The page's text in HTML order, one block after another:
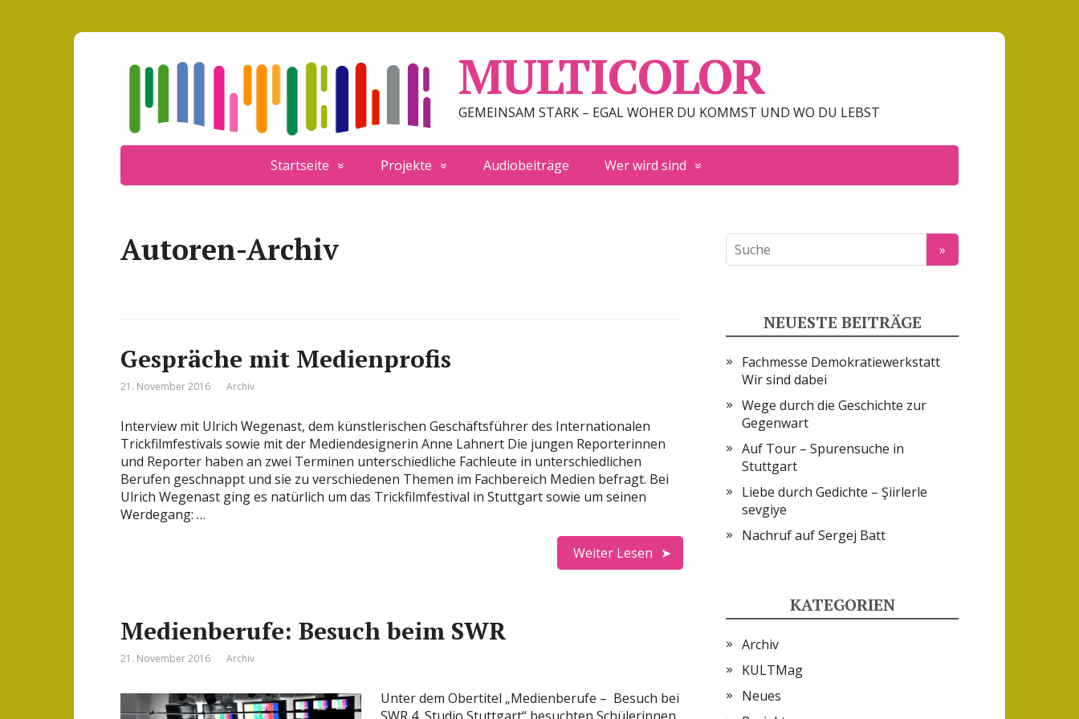
MULTICOLOR
GEMEINSAM STARK – EGAL WOHER DU KOMMST UND WO DU LEBST
Startseite Projekte Audiobeiträge Wer wird sind
Autoren-Archiv
Gespräche mit Medienprofis
21. November 2016 Archiv
Interview mit Ulrich Wegenast, dem künstlerischen Geschäftsführer des Internationalen
Trickfilmfestivals sowie mit der Mediendesignerin Anne Lahnert Die jungen Reporterinnen
und Reporter haben an zwei Terminen unterschiedliche Fachleute in unterschiedlichen
Berufen geschnappt und sie zu verschiedenen Themen im Fachbereich Medien befragt. Bei
Ulrich Wegenast ging es natürlich um das Trickfilmfestival in Stuttgart sowie um seinen
Werdegang: …
Weiter Lesen
Medienberufe: Besuch beim SWR
21. November 2016 Archiv
Unter dem Obertitel „Medienberufe – Besuch bei
NEUESTE BEITRÄGE
Fachmesse Demokratiewerkstatt
Wir sind dabei
Wege durch die Geschichte zur
Gegenwart
Auf Tour – Spurensuche in
Stuttgart
Liebe durch Gedichte – Şiirlerle
sevgiye
Nachruf auf Sergej Batt
KATEGORIEN
Archiv
KULTMag
Neues